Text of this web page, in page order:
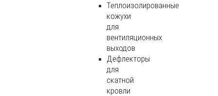
Теплоизолированные
кожухи
для
вентиляционных
выходов
Дефлекторы
для
скатной
кровли